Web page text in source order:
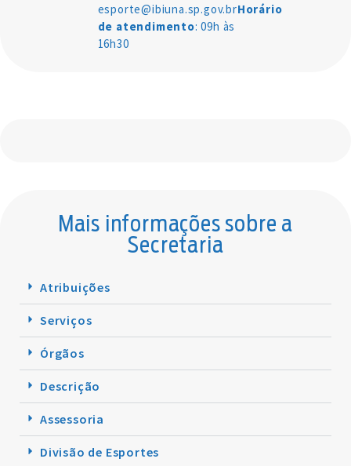
esporte@ibiuna.sp.gov.brHorário
de atendimento: 09h às
16h30
Mais informações sobre a
Secretaria
Atribuições
Serviços
Órgãos
Descrição
Assessoria
Divisão de Esportes